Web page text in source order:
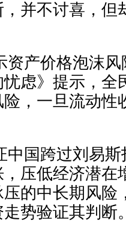
并不讨喜，但
资产价格泡沫
虑》提示，全
，一旦流动性
中国跨过刘易
压低经济潜在
的中长期风险
势验证其判断